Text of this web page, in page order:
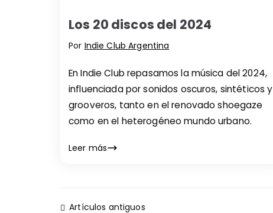
Los 20 discos del 2024
Por Indie Club Argentina
En Indie Club repasamos la música del 2024,
influenciada por sonidos oscuros, sintéticos y
grooveros, tanto en el renovado shoegaze
como en el heterogéneo mundo urbano.
Leer más
Navegación
Artículos antiguos